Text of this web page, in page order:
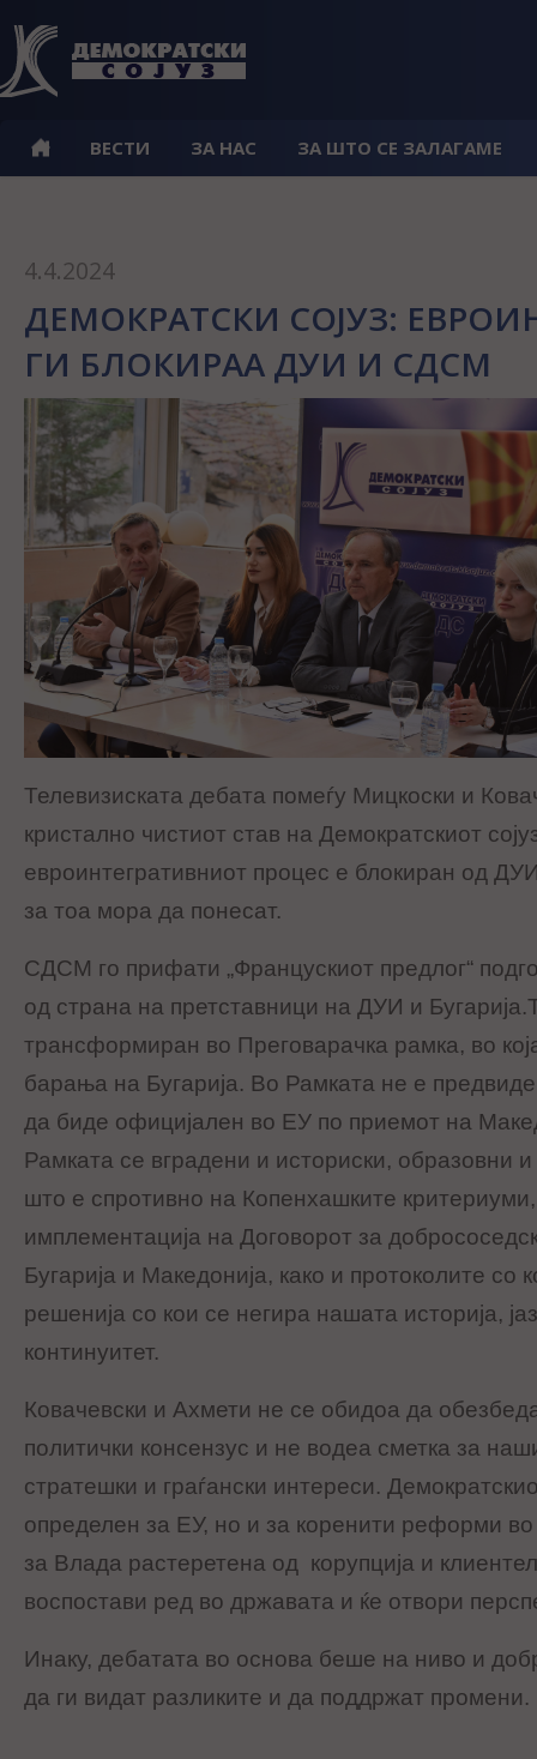
ВЕСТИ ЗА НАС ЗА ШТО СЕ ЗАЛАГАМЕ
4.4.2024
ДЕМОКРАТСКИ СОЈУЗ:
ГИ БЛОКИРАА ДУИ И СДСМ
Телевизиската дебата помеѓу Мицкоски и
кристално чистиот став на Демократскиот
евроинтегративниот процес е блокиран од
за тоа мора да понесат.
СДСМ го прифати „Францускиот предлог“
од страна на претставници на ДУИ и
трансформиран во Преговарачка рамка, во
барања на Бугарија. Во Рамката не е
да биде официјален во ЕУ по приемот на
Рамката се вградени и историски, образовни
што е спротивно на Копенхашките
имплементација на Договорот за
Бугарија и Македонија, како и протоколите со
решенија со кои се негира нашата историја,
континуитет.
Ковачевски и Ахмети не се обидоа да
политички консензус и не водеа сметка за
стратешки и граѓански интереси.
определен за ЕУ, но и за коренити реформи во
за Влада растеретена од корупција и
воспостави ред во државата и ќе отвори
Инаку, дебатата во основа беше на ниво и
да ги видат разликите и да поддржат промени.